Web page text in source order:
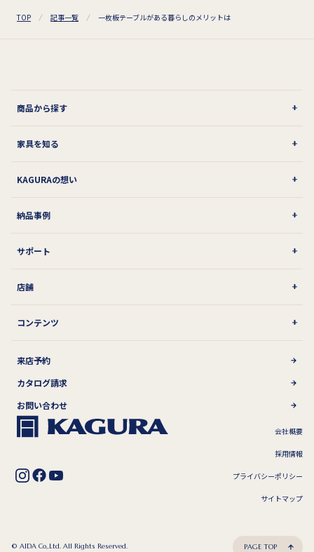
TOP 記事一覧 一枚板テーブルがある暮らしのメリットは
商品から探す
家具を知る
KAGURAの想い
納品事例
サポート
店舗
コンテンツ
来店予約
カタログ請求
お問い合わせ
会社概要
採用情報
プライバシーポリシー
サイトマップ
© AIDA Co,.Ltd. All Rights Reserved. PAGE TOP